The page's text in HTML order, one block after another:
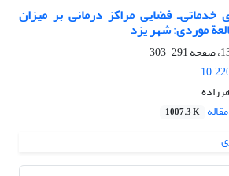
خدماتی‌ـ فضایی مراکز درمانی بر میزان
موردی: شهر یزد
291-303
1007.3 K